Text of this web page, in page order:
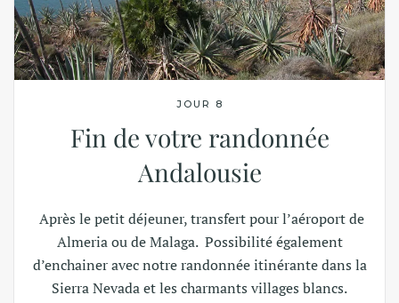
JOUR 8
Fin de votre randonnée
Andalousie
Après le petit déjeuner, transfert pour l’aéroport de
Almeria ou de Malaga. Possibilité également
d’enchainer avec notre randonnée itinérante dans la
Sierra Nevada et les charmants villages blancs.